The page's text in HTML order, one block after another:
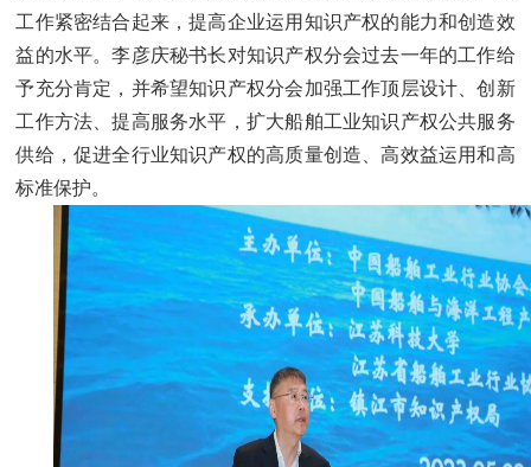
工作紧密结合起来，提高企业运用知识产权的能力和创造效
益的水平。李彦庆秘书长对知识产权分会过去一年的工作给
予充分肯定，并希望知识产权分会加强工作顶层设计、创新
工作方法、提高服务水平，扩大船舶工业知识产权公共服务
供给，促进全行业知识产权的高质量创造、高效益运用和高
标准保护。